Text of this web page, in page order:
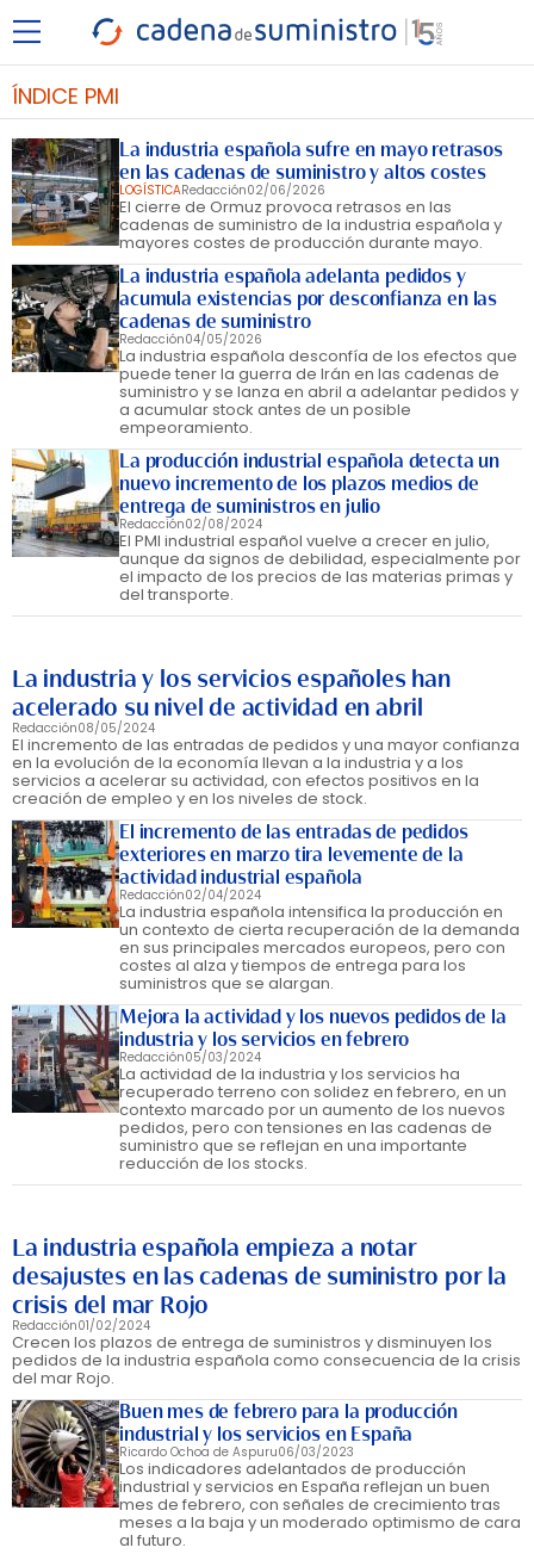
ÍNDICE PMI
La industria española sufre en mayo retrasos
en las cadenas de suministro y altos costes
LOGÍSTICARedacción02/06/2026
El cierre de Ormuz provoca retrasos en las
cadenas de suministro de la industria española y
mayores costes de producción durante mayo.
La industria española adelanta pedidos y
acumula existencias por desconfianza en las
cadenas de suministro
Redacción04/05/2026
La industria española desconfía de los efectos que
puede tener la guerra de Irán en las cadenas de
suministro y se lanza en abril a adelantar pedidos y
a acumular stock antes de un posible
empeoramiento.
La producción industrial española detecta un
nuevo incremento de los plazos medios de
entrega de suministros en julio
Redacción02/08/2024
El PMI industrial español vuelve a crecer en julio,
aunque da signos de debilidad, especialmente por
el impacto de los precios de las materias primas y
del transporte.
La industria y los servicios españoles han
acelerado su nivel de actividad en abril
Redacción08/05/2024
El incremento de las entradas de pedidos y una mayor confianza
en la evolución de la economía llevan a la industria y a los
servicios a acelerar su actividad, con efectos positivos en la
creación de empleo y en los niveles de stock.
El incremento de las entradas de pedidos
exteriores en marzo tira levemente de la
actividad industrial española
Redacción02/04/2024
La industria española intensifica la producción en
un contexto de cierta recuperación de la demanda
en sus principales mercados europeos, pero con
costes al alza y tiempos de entrega para los
suministros que se alargan.
Mejora la actividad y los nuevos pedidos de la
industria y los servicios en febrero
Redacción05/03/2024
La actividad de la industria y los servicios ha
recuperado terreno con solidez en febrero, en un
contexto marcado por un aumento de los nuevos
pedidos, pero con tensiones en las cadenas de
suministro que se reflejan en una importante
reducción de los stocks.
La industria española empieza a notar
desajustes en las cadenas de suministro por la
crisis del mar Rojo
Redacción01/02/2024
Crecen los plazos de entrega de suministros y disminuyen los
pedidos de la industria española como consecuencia de la crisis
del mar Rojo.
Buen mes de febrero para la producción
industrial y los servicios en España
Ricardo Ochoa de Aspuru06/03/2023
Los indicadores adelantados de producción
industrial y servicios en España reflejan un buen
mes de febrero, con señales de crecimiento tras
meses a la baja y un moderado optimismo de cara
al futuro.